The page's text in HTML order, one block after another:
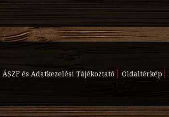
ÁSZF és Adatkezelési Tájékoztató Oldaltérkép